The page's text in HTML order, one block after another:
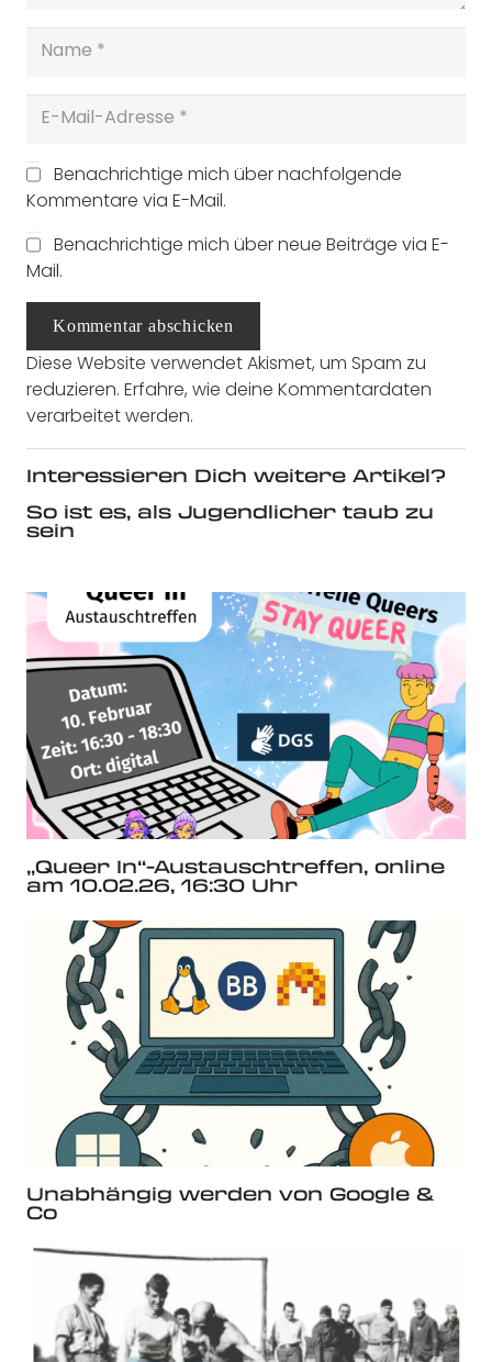
Benachrichtige mich über nachfolgende
Kommentare via E-Mail.
Benachrichtige mich über neue Beiträge via E-
Mail.
Kommentar abschicken
Diese Website verwendet Akismet, um Spam zu
reduzieren. Erfahre, wie deine Kommentardaten
verarbeitet werden.
Interessieren Dich weitere Artikel?
So ist es, als Jugendlicher taub zu
sein
„Queer In“-Austauschtreffen, online
am 10.02.26, 16:30 Uhr
Unabhängig werden von Google &
Co